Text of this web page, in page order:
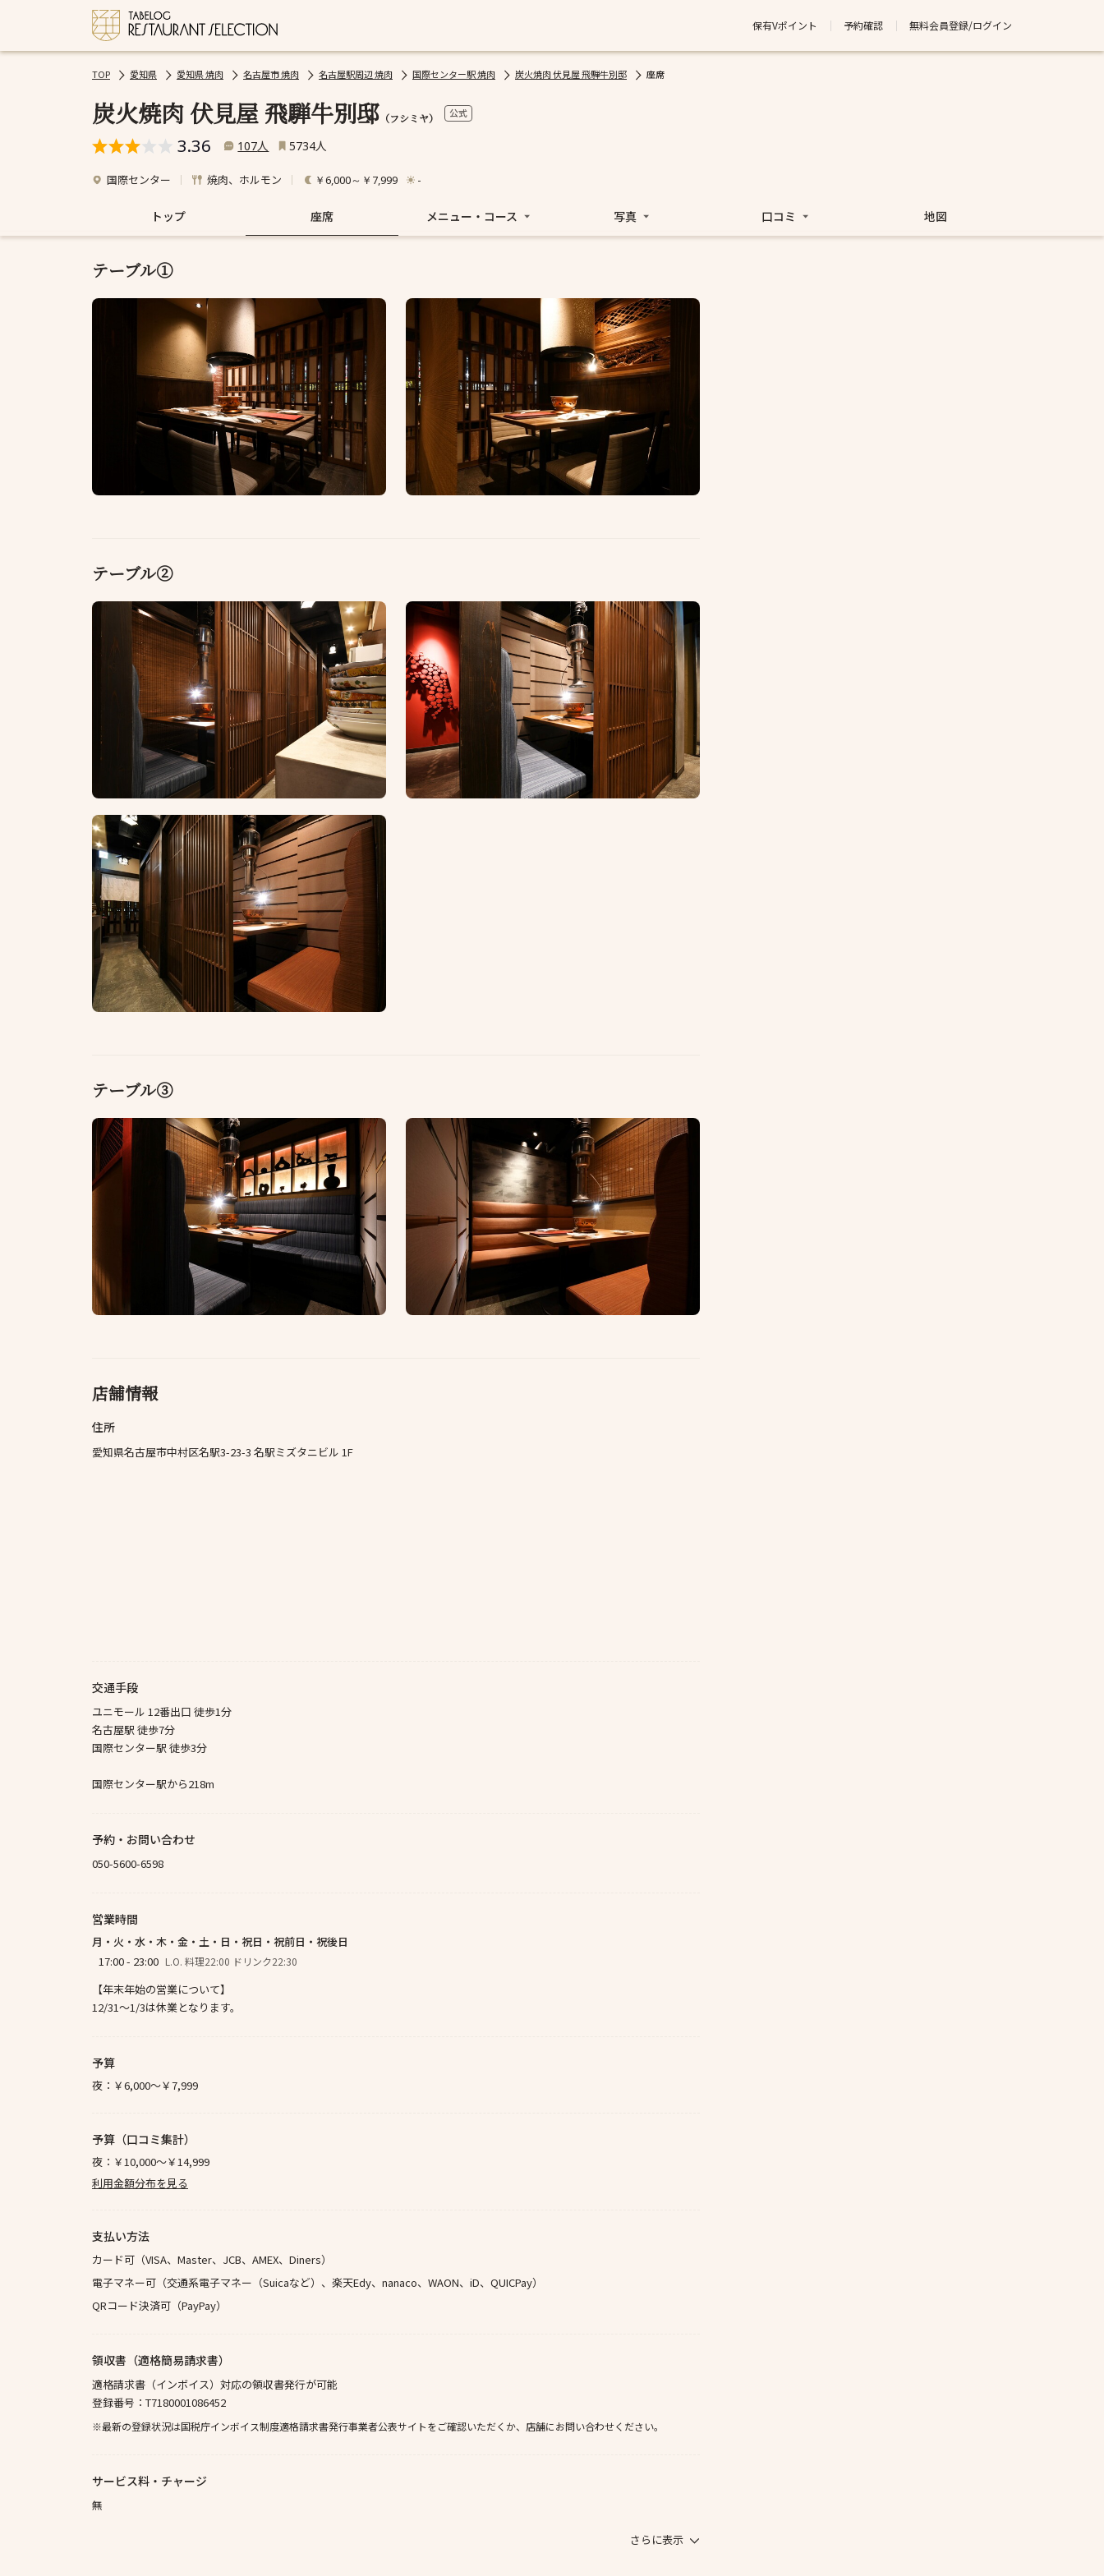
保有Vポイント 予約確認 無料会員登録/ログイン
TOP 愛知県 愛知県 焼肉 名古屋市 焼肉 名古屋駅周辺 焼肉 国際センター駅 焼肉 炭火焼肉 伏見屋 飛騨牛別邸 座席
炭火焼肉 伏見屋 飛騨牛別邸 （フシミヤ） 公式
3.36 107人 5734人
国際センター 焼肉、ホルモン ￥6,000～￥7,999 -
トップ 座席 メニュー・コース 写真 口コミ 地図
テーブル①
テーブル②
テーブル③
店舗情報
住所
愛知県名古屋市中村区名駅3-23-3 名駅ミズタニビル 1F
交通手段
ユニモール 12番出口 徒歩1分
名古屋駅 徒歩7分
国際センター駅 徒歩3分
国際センター駅から218m
予約・お問い合わせ
050-5600-6598
営業時間
月・火・水・木・金・土・日・祝日・祝前日・祝後日
17:00 - 23:00 L.O. 料理22:00 ドリンク22:30
【年末年始の営業について】
12/31～1/3は休業となります。
予算
夜： ￥6,000～￥7,999
予算（口コミ集計）
夜： ￥10,000～￥14,999
利用金額分布を見る
支払い方法
カード可（VISA、Master、JCB、AMEX、Diners）
電子マネー可（交通系電子マネー（Suicaなど）、楽天Edy、nanaco、WAON、iD、QUICPay）
QRコード決済可（PayPay）
領収書（適格簡易請求書）
適格請求書（インボイス）対応の領収書発行が可能
登録番号：T7180001086452
※最新の登録状況は国税庁インボイス制度適格請求書発行事業者公表サイトをご確認いただくか、店舗にお問い合わせください。
サービス料・チャージ
無
さらに表示